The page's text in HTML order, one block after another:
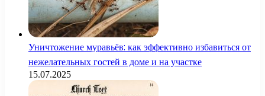
Уничтожение муравьёв: как эффективно избавиться от
нежелательных гостей в доме и на участке
15.07.2025